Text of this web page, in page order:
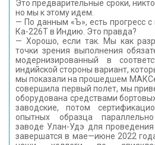
Это предварительные сроки,
но мы к этому идем.
— По данным «Ъ», есть прогресс с
Ка-226T в Индию. Это правда?
— Хорошо, если так. Мы как
точки зрения выполнения
модернизированный в
индийской стороны вариант,
мы показали на прошедшем
совершила первый полет, мы
оборудована средствами
заводские, потом
опытных образца
заводе Улан-Удэ для
завершатся в мае—июне 2022